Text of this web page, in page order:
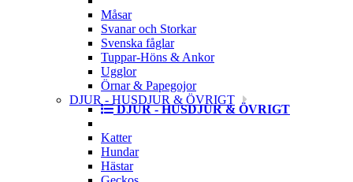
Måsar
Svanar och Storkar
Svenska fåglar
Tuppar-Höns & Ankor
Ugglor
Örnar & Papegojor
DJUR - HUSDJUR & ÖVRIGT
DJUR - HUSDJUR & ÖVRIGT
Katter
Hundar
Hästar